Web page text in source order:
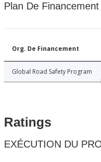
Plan De
Org. De Financement
Global Road Safety Program
Ratings
EXÉCUTION DU